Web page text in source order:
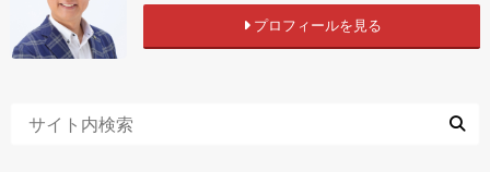
プロフィールを見る